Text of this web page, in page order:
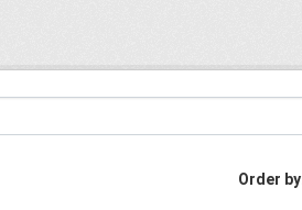
Order by